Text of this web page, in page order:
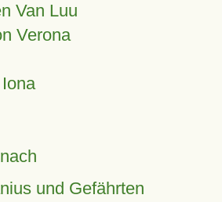
Van Luu
Verona
und Gefährten